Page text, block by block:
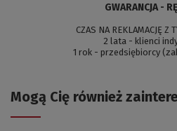
GWARANCJA -
CZAS NA REKLAMACJĘ Z
2 lata - klienci
1 rok - przedsiębiorcy
Mogą Cię również